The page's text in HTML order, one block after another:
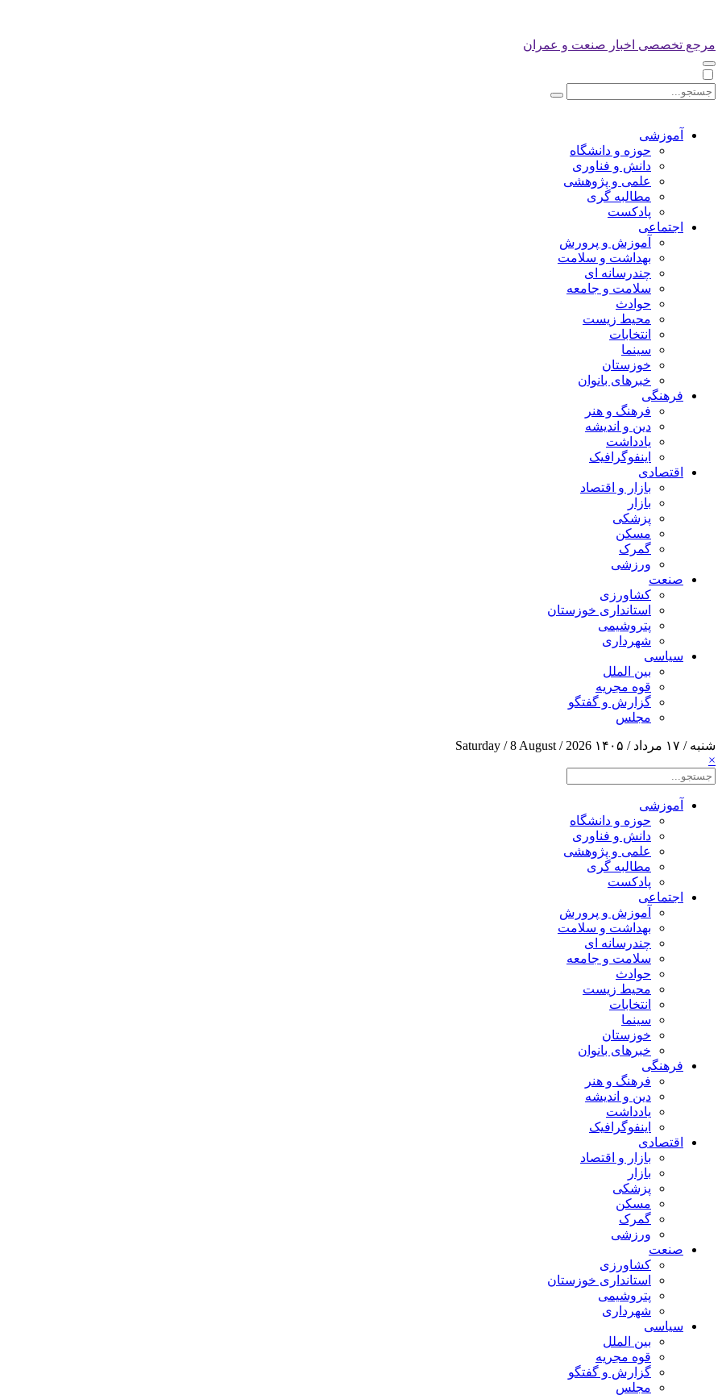
مرجع تخصصی اخبار صنعت و عمران
آموزشی
حوزه و دانشگاه
دانش و فناوری
علمی و پژوهشی
مطالبه گری
پادکست
اجتماعی
آموزش و پرورش
بهداشت و سلامت
چندرسانه ای
سلامت و جامعه
حوادث
محیط زیست
انتخابات
سینما
خوزستان
خبرهای بانوان
فرهنگی
فرهنگ و هنر
دین و اندیشه
یادداشت
اینفوگرافیک
اقتصادی
بازار و اقتصاد
بازار
پزشکی
مسکن
گمرک
ورزشی
صنعت
کشاورزی
استانداری خوزستان
پتروشیمی
شهرداری
سیاسی
بین الملل
قوه مجریه
گزارش و گفتگو
مجلس
شنبه / ۱۷ مرداد / ۱۴۰۵
Saturday / 8 August / 2026
×
آموزشی
حوزه و دانشگاه
دانش و فناوری
علمی و پژوهشی
مطالبه گری
پادکست
اجتماعی
آموزش و پرورش
بهداشت و سلامت
چندرسانه ای
سلامت و جامعه
حوادث
محیط زیست
انتخابات
سینما
خوزستان
خبرهای بانوان
فرهنگی
فرهنگ و هنر
دین و اندیشه
یادداشت
اینفوگرافیک
اقتصادی
بازار و اقتصاد
بازار
پزشکی
مسکن
گمرک
ورزشی
صنعت
کشاورزی
استانداری خوزستان
پتروشیمی
شهرداری
سیاسی
بین الملل
قوه مجریه
گزارش و گفتگو
مجلس